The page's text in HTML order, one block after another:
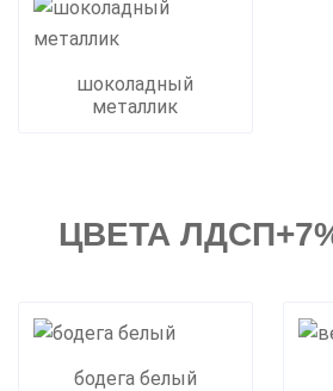
шоколадный
металлик
ЦВЕТА
бодега белый